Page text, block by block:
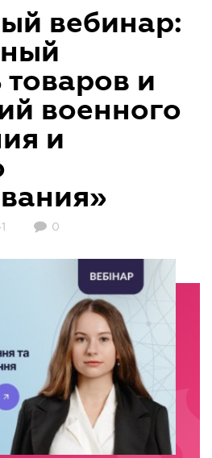
вебинар:
товаров и
военного
и
0